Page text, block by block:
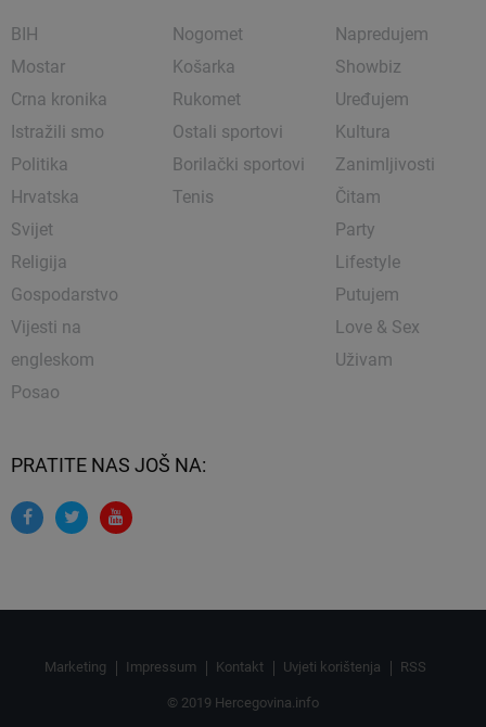
BIH
Mostar
Crna kronika
Istražili smo
Politika
Hrvatska
Svijet
Religija
Gospodarstvo
Vijesti na
engleskom
Posao
Nogomet
Košarka
Rukomet
Ostali sportovi
Borilački sportovi
Tenis
Napredujem
Showbiz
Uređujem
Kultura
Zanimljivosti
Čitam
Party
Lifestyle
Putujem
Love & Sex
Uživam
PRATITE NAS JOŠ NA:
Marketing Impressum Kontakt Uvjeti korištenja RSS
© 2019 Hercegovina.info